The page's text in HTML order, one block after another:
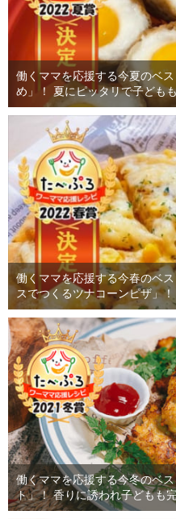
働くママを応援する今夏のベ
め」！ 夏にピッタリで子ども
働くママを応援する今春のベ
スでつくるツナコーンピザ」！
働くママを応援する今冬のベ
ト」！ 香りに誘われ子どもも